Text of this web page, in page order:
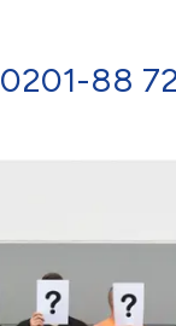
0201-88
Was wir